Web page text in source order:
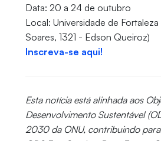
Data: 20 a 24 de outubro
Local: Universidade de
Soares, 1321 - Edson Queiroz)
Inscreva-se aqui!
Esta notícia está alinhada aos
Desenvolvimento Sustentável
2030 da ONU, contribuindo